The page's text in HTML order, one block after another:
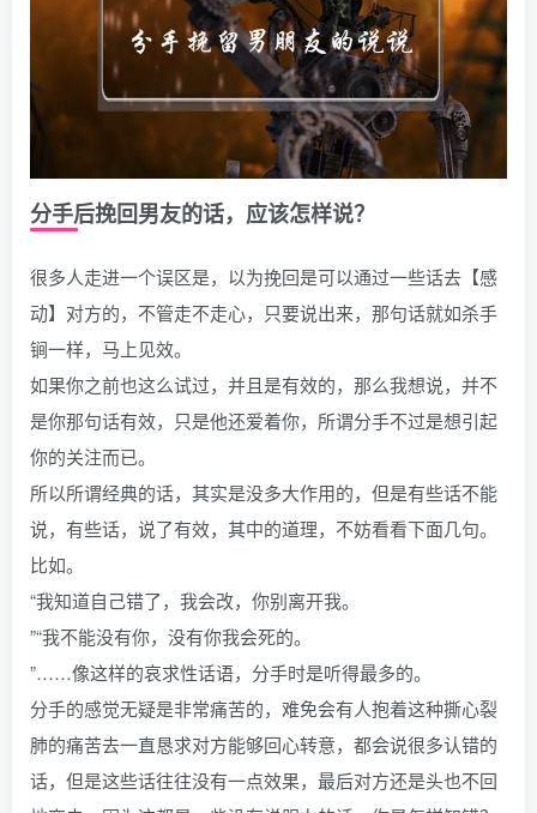
分手后挽回男友的话，应该怎样说？
很多人走进一个误区是，以为挽回是可以通过一些话去【感
动】对方的，不管走不走心，只要说出来，那句话就如杀手
锏一样，马上见效。
如果你之前也这么试过，并且是有效的，那么我想说，并不
是你那句话有效，只是他还爱着你，所谓分手不过是想引起
你的关注而已。
所以所谓经典的话，其实是没多大作用的，但是有些话不能
说，有些话，说了有效，其中的道理，不妨看看下面几句。
比如。
“我知道自己错了，我会改，你别离开我。
”“我不能没有你，没有你我会死的。
”……像这样的哀求性话语，分手时是听得最多的。
分手的感觉无疑是非常痛苦的，难免会有人抱着这种撕心裂
肺的痛苦去一直恳求对方能够回心转意，都会说很多认错的
话，但是这些话往往没有一点效果，最后对方还是头也不回